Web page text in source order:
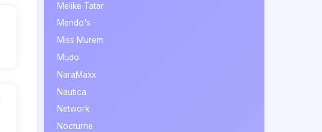
Melike Tatar
Mendo's
Miss Murem
Mudo
NaraMaxx
Nautica
Network
Nocturne